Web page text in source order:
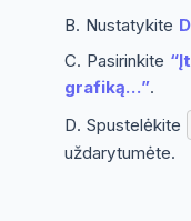
Nustatykite
Pasirinkite
grafiką...”.
Spustelėkite
uždarytumėte.